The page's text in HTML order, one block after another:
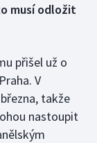
musí odložit
přišel už o
V
takže
nastoupit